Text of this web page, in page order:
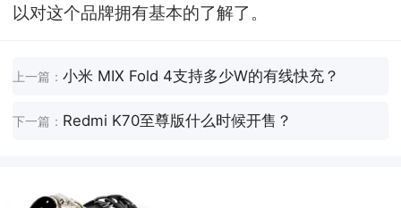
以对这个品牌拥有基本的了解了。
上一篇：小米 MIX Fold 4支持多少W的有线快充？
下一篇： Redmi K70至尊版什么时候开售？